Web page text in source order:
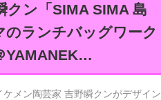
クン「SIMA SIMA 島
ランチバッグワーク
YAMANEK…
ケメン陶芸家 吉野瞬クンがデザイン